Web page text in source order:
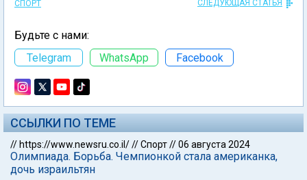
СПОРТ СЛЕДУЮЩАЯ СТАТЬЯ
Будьте с нами:
Telegram
WhatsApp Facebook
ССЫЛКИ ПО ТЕМЕ
// https://www.newsru.co.il///Спорт//06 августа 2024
Олимпиада. Борьба. Чемпионкой стала американка,
дочь израильтян